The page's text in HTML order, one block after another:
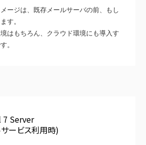
ージは、既存メールサーバの前、もし
す。
はもちろん、クラウド環境にも導入す
。
Server
ービス利用時)